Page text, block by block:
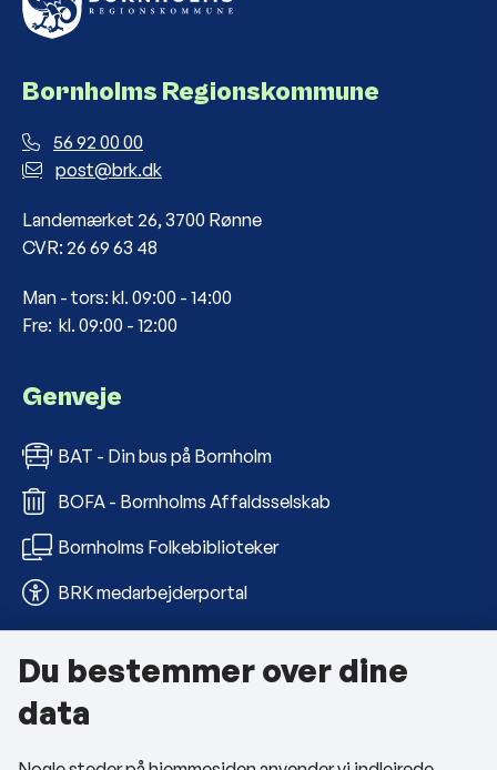
Bornholms Regionskommune
56 92 00 00
post@brk.dk
Landemærket 26, 3700 Rønne
CVR: 26 69 63 48
Man - tors: kl. 09:00 - 14:00
Fre: kl. 09:00 - 12:00
Genveje
BAT - Din bus på Bornholm
BOFA - Bornholms Affaldsselskab
Bornholms Folkebiblioteker
BRK medarbejderportal
Om kommunen
Kontakt os
Du bestemmer over dine
data